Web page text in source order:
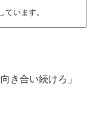
います。
き合い続けろ」